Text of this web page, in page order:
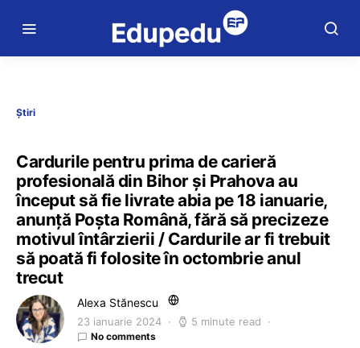
Știri
Cardurile pentru prima de carieră
profesională din Bihor și Prahova au
început să fie livrate abia pe 18 ianuarie,
anunță Poșta Română, fără să precizeze
motivul întârzierii / Cardurile ar fi trebuit
să poată fi folosite în octombrie anul
trecut
Alexa Stănescu
23 ianuarie 2024 5 minute read
No comments